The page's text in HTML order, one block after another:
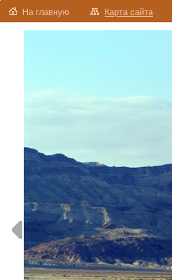
На главную Карта сайта